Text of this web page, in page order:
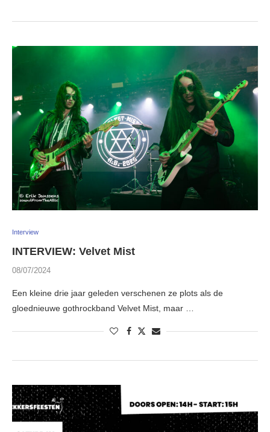
Interview
INTERVIEW: Velvet Mist
08/07/2024
Een kleine drie jaar geleden verschenen ze plots als de
gloednieuwe gothrockband Velvet Mist, maar …